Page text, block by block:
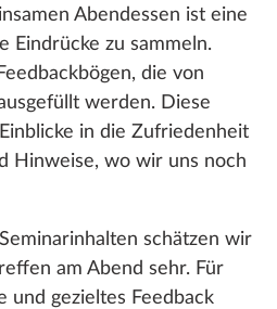
Abendessen ist eine
Eindrücke zu sammeln.
die von
werden. Diese
in die Zufriedenheit
Hinweise, wo wir uns noch
schätzen wir
am Abend sehr. Für
und gezieltes Feedback